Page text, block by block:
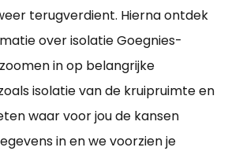
terugverdient. Hierna ontdek
over isolatie Goegnies-
in op belangrijke
isolatie van de kruipruimte en
waar voor jou de kansen
in en we voorzien je